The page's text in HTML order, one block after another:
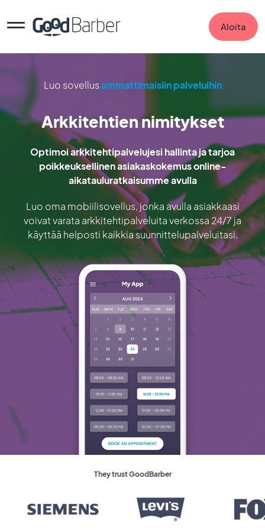
Aloita
Luo sovellusammattimaisiin palveluihin
Arkkitehtien nimitykset
Optimoi arkkitehtipalvelujesi hallinta ja tarjoa
poikkeuksellinen asiakaskokemus online-
aikatauluratkaisumme avulla
Luo oma mobiilisovellus, jonka avulla asiakkaasi
voivat varata arkkitehtipalveluita verkossa 24/7 ja
käyttää helposti kaikkia suunnittelupalveluitasi.
They trust GoodBarber